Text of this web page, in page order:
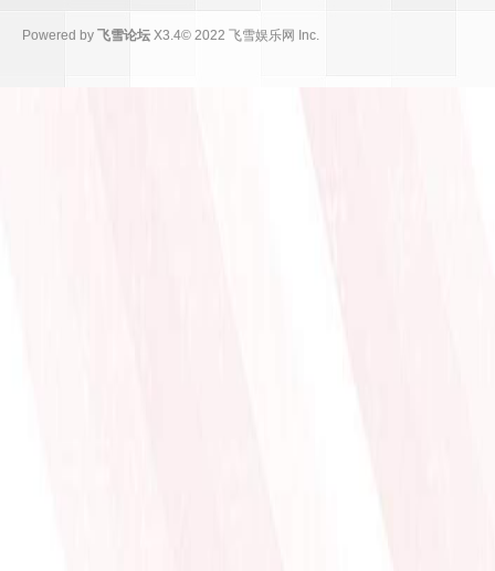
Powered by 飞雪论坛 X3.4© 2022 飞雪娱乐网 Inc.